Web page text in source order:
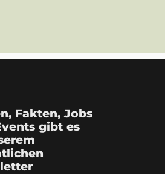
Fakten, Jobs
gibt es